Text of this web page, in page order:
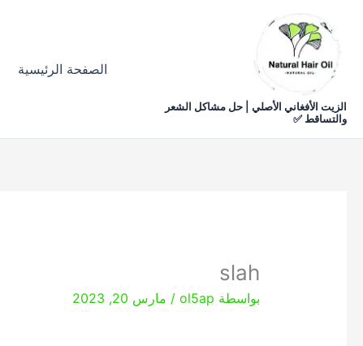
المحتوى
الزيت الأفغاني الأصلي | حل مشاكل الشعر
والتساقط ✅
الصفحة الرئيسية
slah
بواسطة ol5ap
/ مارس 20, 2023